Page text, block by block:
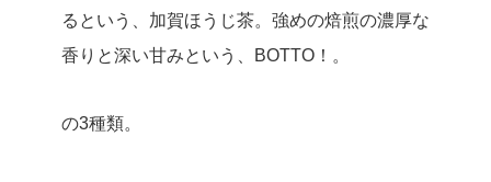
るという、加賀ほうじ茶。 強めの焙煎の濃厚な
香りと深い甘みという、BOTTO！。
の3種類。